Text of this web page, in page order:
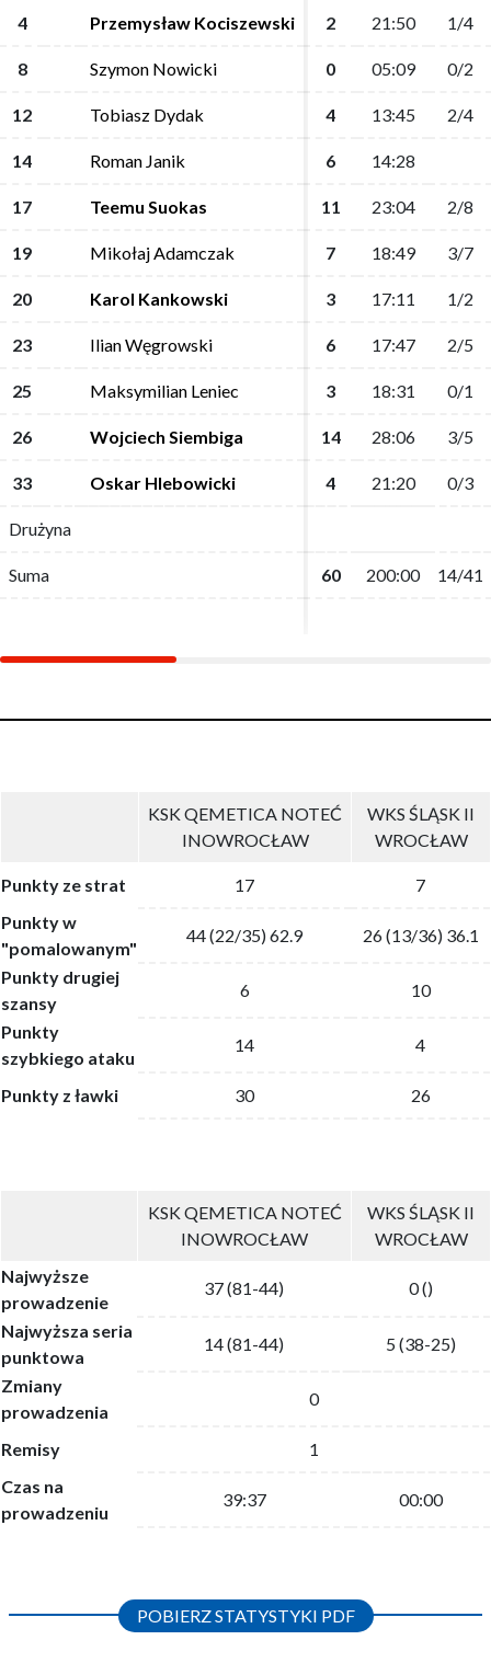
4 Przemysław Kociszewski 2 21:50 1/4
8 Szymon Nowicki 0 05:09 0/2
12 Tobiasz Dydak 4 13:45 2/4
14 Roman Janik 6 14:28
17 Teemu Suokas 11 23:04 2/8
19 Mikołaj Adamczak 7 18:49 3/7
20 Karol Kankowski 3 17:11 1/2
23 Ilian Węgrowski 6 17:47 2/5
25 Maksymilian Leniec 3 18:31 0/1
26 Wojciech Siembiga 14 28:06 3/5
33 Oskar Hlebowicki 4 21:20 0/3
Drużyna
Suma 60 200:00 14/41
4 Przemysław Kociszewski 2 21:50 1/4
8 Szymon Nowicki 0 05:09 0/2
12 Tobiasz Dydak 4 13:45 2/4
14 Roman Janik 6 14:28
17 Teemu Suokas 11 23:04 2/8
19 Mikołaj Adamczak 7 18:49 3/7
20 Karol Kankowski 3 17:11 1/2
23 Ilian Węgrowski 6 17:47 2/5
25 Maksymilian Leniec 3 18:31 0/1
26 Wojciech Siembiga 14 28:06 3/5
33 Oskar Hlebowicki 4 21:20 0/3
Drużyna
Suma 60 200:00 14/41
KSK QEMETICA NOTEĆ
INOWROCŁAW
WKS ŚLĄSK II
WROCŁAW
Punkty ze strat 17
7
Punkty w
"pomalowanym"
44 (22/35) 62.9
26 (13/36) 36.1
Punkty drugiej
szansy
6
10
Punkty
szybkiego ataku
14 4
Punkty z ławki 30 26
KSK QEMETICA NOTEĆ
INOWROCŁAW
WKS ŚLĄSK II
WROCŁAW
Najwyższe
prowadzenie
37 (81-44) 0 ()
Najwyższa seria
punktowa
14 (81-44)
5 (38-25)
Zmiany
prowadzenia
0
Remisy
1
Czas na
prowadzeniu
39:37 00:00
POBIERZ STATYSTYKI PDF